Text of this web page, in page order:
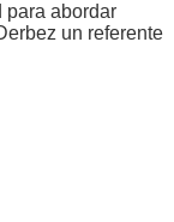
para abordar
un referente